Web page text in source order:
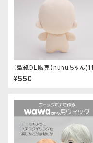
【型紙DL販売】nunuちゃん
¥550